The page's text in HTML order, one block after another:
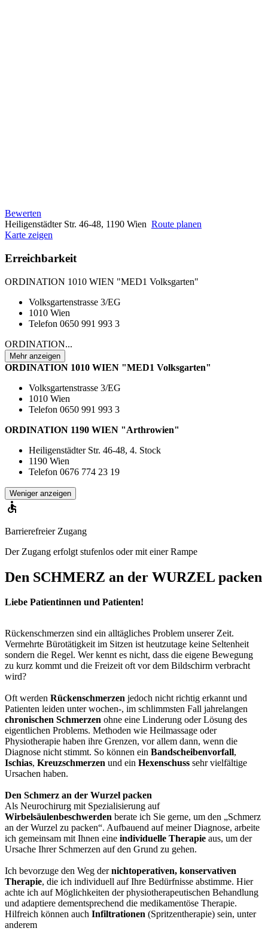
Bewerten
Heiligenstädter Str. 46-48, 1190 Wien Route planen
Karte zeigen
Erreichbarkeit
ORDINATION 1010 WIEN "MED1 Volksgarten"
Volksgartenstrasse 3/EG
1010 Wien
Telefon 0650 991 993 3
ORDINATION...
Mehr anzeigen
ORDINATION 1010 WIEN "MED1 Volksgarten"
Volksgartenstrasse 3/EG
1010 Wien
Telefon 0650 991 993 3
ORDINATION 1190 WIEN "Arthrowien"
Heiligenstädter Str. 46-48, 4. Stock
1190 Wien
Telefon 0676 774 23 19
Weniger anzeigen
Barrierefreier Zugang
Der Zugang erfolgt stufenlos oder mit einer Rampe
Den SCHMERZ an der WURZEL packen
Liebe Patientinnen und Patienten!
Rückenschmerzen sind ein alltägliches Problem unserer Zeit.
Vermehrte Bürotätigkeit im Sitzen ist heutzutage keine Seltenheit
sondern die Regel. Wer kennt es nicht, dass die eigene Bewegung
zu kurz kommt und die Freizeit oft vor dem Bildschirm verbracht
wird?
Oft werden Rückenschmerzen jedoch nicht richtig erkannt und
Patienten leiden unter wochen-, im schlimmsten Fall jahrelangen
chronischen Schmerzen ohne eine Linderung oder Lösung des
eigentlichen Problems. Methoden wie Heilmassage oder
Physiotherapie haben ihre Grenzen, vor allem dann, wenn die
Diagnose nicht stimmt. So können ein Bandscheibenvorfall,
Ischias, Kreuzschmerzen und ein Hexenschuss sehr vielfältige
Ursachen haben.
Den Schmerz an der Wurzel packen
Als Neurochirurg mit Spezialisierung auf
Wirbelsäulenbeschwerden berate ich Sie gerne, um den „Schmerz
an der Wurzel zu packen“. Aufbauend auf meiner Diagnose, arbeite
ich gemeinsam mit Ihnen eine individuelle Therapie aus, um der
Ursache Ihrer Schmerzen auf den Grund zu gehen.
Ich bevorzuge den Weg dernichtoperativen, konservativen
Therapie, die ich individuell auf Ihre Bedürfnisse abstimme. Hier
achte ich auf Möglichkeiten der physiotherapeutischen Behandlung
und adaptiere dementsprechend die medikamentöse Therapie.
Hilfreich können auch Infiltrationen (Spritzentherapie) sein, unter
anderem